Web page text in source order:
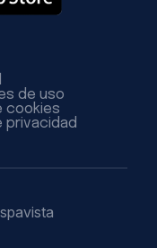
de uso
cookies
privacidad